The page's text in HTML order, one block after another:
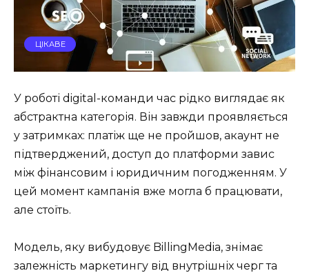
ЦІКАВЕ
У роботі digital-команди час рідко виглядає як
абстрактна категорія. Він завжди проявляється
у затримках: платіж ще не пройшов, акаунт не
підтверджений, доступ до платформи завис
між фінансовим і юридичним погодженням. У
цей момент кампанія вже могла б працювати,
але стоїть.
Модель, яку вибудовує BillingMedia, знімає
залежність маркетингу від внутрішніх черг та